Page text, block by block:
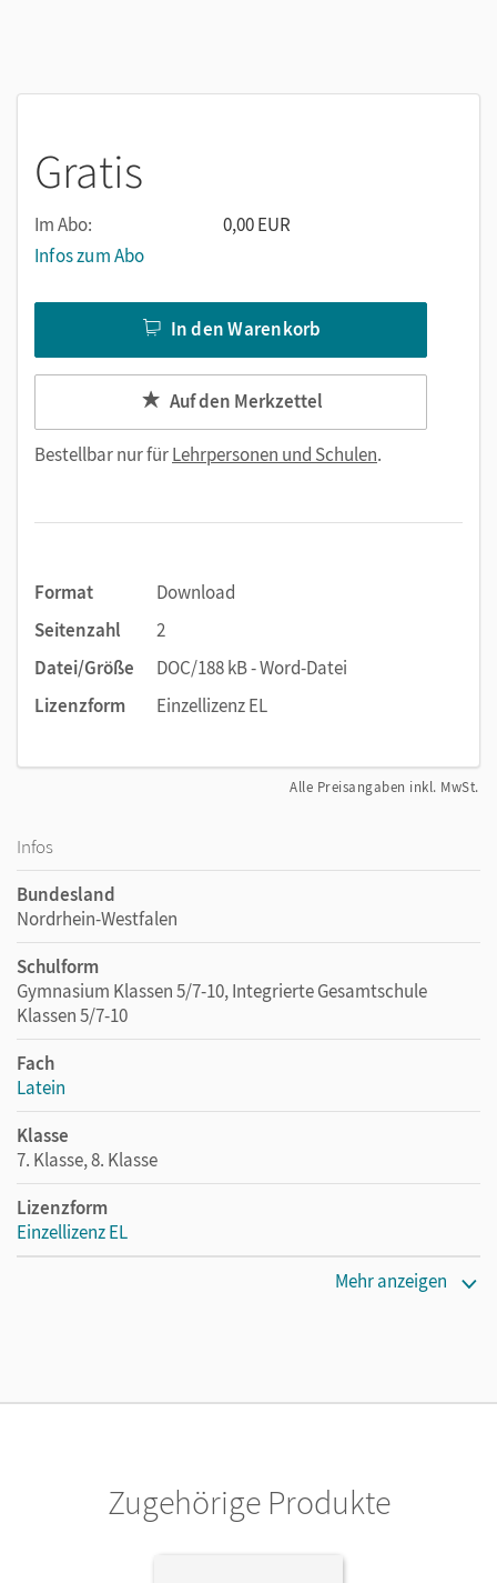
Gratis
Im Abo:
0,00 EUR
Infos zum Abo
In den Warenkorb
Auf den Merkzettel
Bestellbar nur fürLehrpersonen und Schulen.
Format
Download
Seitenzahl
2
Datei/Größe
DOC/188 kB - Word-Datei
Lizenzform
Einzellizenz EL
Alle Preisangaben inkl. MwSt.
Infos
Bundesland
Nordrhein-Westfalen
Schulform
Gymnasium Klassen 5/7-10, Integrierte Gesamtschule
Klassen 5/7-10
Fach
Latein
Klasse
7. Klasse, 8. Klasse
Lizenzform
Einzellizenz EL
Mehr anzeigen
Zugehörige Produkte